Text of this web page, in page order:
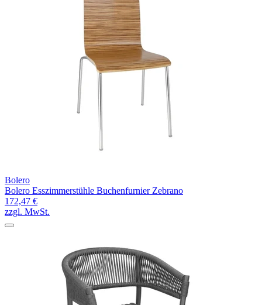
Bolero
Bolero Esszimmerstühle Buchenfurnier Zebrano
172,47 €
zzgl. MwSt.